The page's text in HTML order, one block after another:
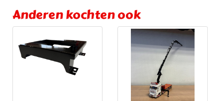
Anderen kochten ook